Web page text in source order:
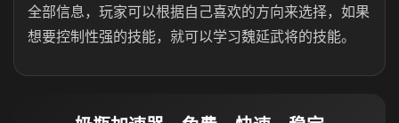
全部信息，玩家可以根据自己喜欢的方向来选择，如果
想要控制性强的技能，就可以学习魏延武将的技能。